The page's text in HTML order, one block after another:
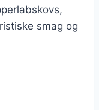
smag og